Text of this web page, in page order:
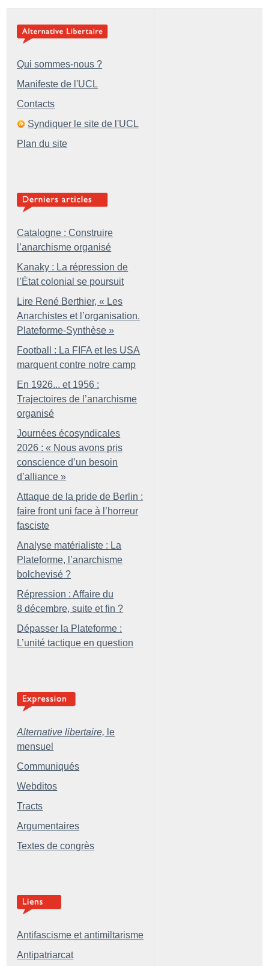
Qui sommes-nous ?
Manifeste de l'UCL
Contacts
Syndiquer le site de l'UCL
Plan du site
Catalogne : Construire
l’anarchisme organisé
Kanaky : La répression de
l’État colonial se poursuit
Lire René Berthier, « Les
Anarchistes et l’organisation.
Plateforme-Synthèse »
Football : La FIFA et les USA
marquent contre notre camp
En 1926... et 1956 :
Trajectoires de l’anarchisme
organisé
Journées écosyndicales
2026 : « Nous avons pris
conscience d’un besoin
d’alliance »
Attaque de la pride de Berlin :
faire front uni face à l’horreur
fasciste
Analyse matérialiste : La
Plateforme, l’anarchisme
bolchevisé ?
Répression : Affaire du
8 décembre, suite et fin ?
Dépasser la Plateforme :
L’unité tactique en question
Alternative libertaire, le
mensuel
Communiqués
Webditos
Tracts
Argumentaires
Textes de congrès
Antifascisme et antimiltarisme
Antipatriarcat